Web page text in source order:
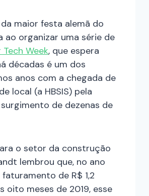
maior festa alemã do
organizar uma série de
Week, que espera
décadas é um dos
anos com a chegada de
local (a HBSIS) pela
de dezenas de
o setor da construção
lembrou que, no ano
de R$ 1,2
oito meses de 2019, esse